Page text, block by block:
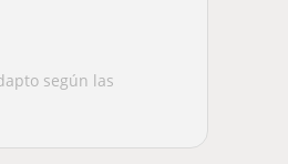
según las